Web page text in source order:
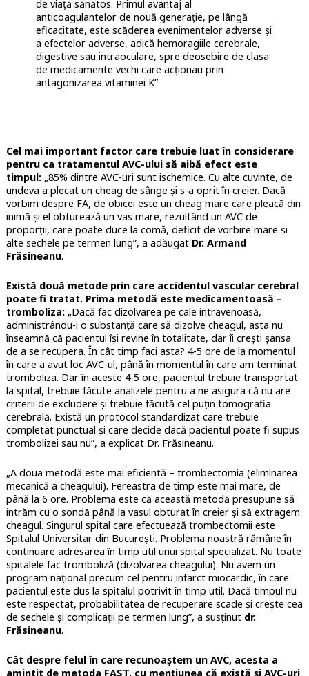
de viață sănătos. Primul avantaj al
anticoagulantelor de nouă generație, pe lângă
eficacitate, este scăderea evenimentelor adverse și
a efectelor adverse, adică hemoragiile cerebrale,
digestive sau intraoculare, spre deosebire de clasa
de medicamente vechi care acționau prin
antagonizarea vitaminei K”
Cel mai important factor care trebuie luat în considerare
pentru ca tratamentul AVC-ului să aibă efect este
timpul: „85% dintre AVC-uri sunt ischemice. Cu alte cuvinte, de
undeva a plecat un cheag de sânge și s-a oprit în creier. Dacă
vorbim despre FA, de obicei este un cheag mare care pleacă din
inimă și el obturează un vas mare, rezultând un AVC de
proporții, care poate duce la comă, deficit de vorbire mare și
alte sechele pe termen lung”, a adăugat Dr. Armand
Frăsineanu.
Există două metode prin care accidentul vascular cerebral
poate fi tratat. Prima metodă este medicamentoasă –
tromboliza:„Dacă fac dizolvarea pe cale intravenoasă,
administrându-i o substanță care să dizolve cheagul, asta nu
înseamnă că pacientul își revine în totalitate, dar îi crești șansa
de a se recupera. În cât timp faci asta? 4-5 ore de la momentul
în care a avut loc AVC-ul, până în momentul în care am terminat
tromboliza. Dar în aceste 4-5 ore, pacientul trebuie transportat
la spital, trebuie făcute analizele pentru a ne asigura că nu are
criterii de excludere și trebuie făcută cel puțin tomografia
cerebrală. Există un protocol standardizat care trebuie
completat punctual și care decide dacă pacientul poate fi supus
trombolizei sau nu”, a explicat Dr. Frăsineanu.
„A doua metodă este mai eficientă – trombectomia (eliminarea
mecanică a cheagului). Fereastra de timp este mai mare, de
până la 6 ore. Problema este că această metodă presupune să
intrăm cu o sondă până la vasul obturat în creier și să extragem
cheagul. Singurul spital care efectuează trombectomii este
Spitalul Universitar din București. Problema noastră rămâne în
continuare adresarea în timp util unui spital specializat. Nu toate
spitalele fac tromboliză (dizolvarea cheagului). Nu avem un
program național precum cel pentru infarct miocardic, în care
pacientul este dus la spitalul potrivit în timp util. Dacă timpul nu
este respectat, probabilitatea de recuperare scade și crește cea
de sechele și complicații pe termen lung”, a susținut dr.
Frăsineanu.
Cât despre felul în care recunoaștem un AVC, acesta a
amintit de metoda FAST, cu mențiunea că există și AVC-uri